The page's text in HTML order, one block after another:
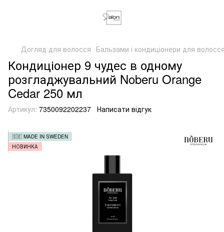
Догляд для волосся Бальзами і кондиціонери для
Кондиціонер 9 чудес в одному
розгладжувальний Noberu Orange
Cedar 250 мл
Артикул: 7350092202237 Написати відгук
🇸🇪 MADE IN SWEDEN
НОВИНКА